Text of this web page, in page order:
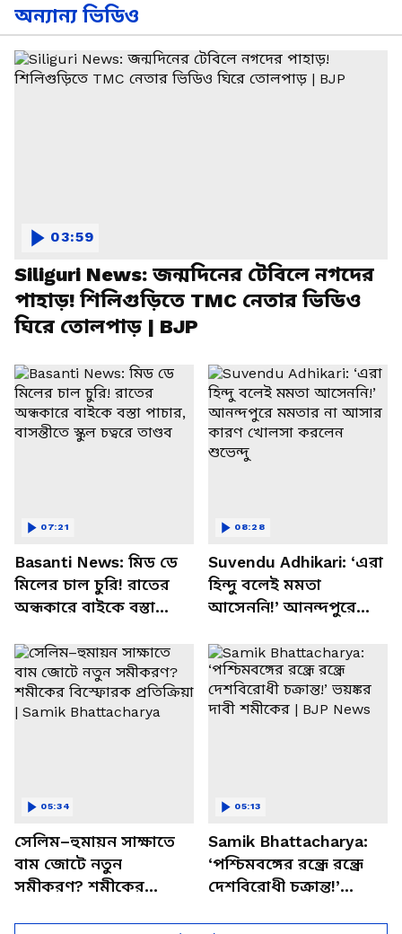
অন্যান্য ভিডিও
Siliguri News: জন্মদিনের টেবিলে নগদের
পাহাড়! শিলিগুড়িতে TMC নেতার ভিডিও
ঘিরে তোলপাড় | BJP
03:59
Basanti News: মিড ডে
মিলের চাল চুরি! রাতের
অন্ধকারে বাইকে বস্তা
চত্বরে তাণ্ডব
07:21
Suvendu Adhikari: ‘এরা
হিন্দু বলেই মমতা
আসেননি!’ আনন্দপুরে
খোলসা করলেন শুভেন্দু
08:28
সেলিম–হুমায়ন সাক্ষাতে
বাম জোটে নতুন
সমীকরণ? শমীকের
05:34
Samik Bhattacharya:
‘পশ্চিমবঙ্গের রন্ধ্রে রন্ধ্রে
দেশবিরোধী চক্রান্ত!’
05:13